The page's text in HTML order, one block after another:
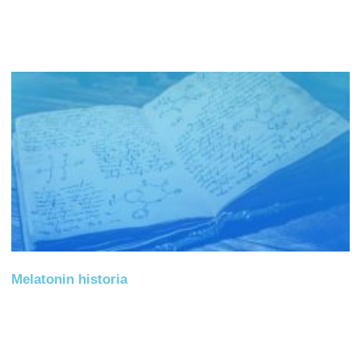
Melatonin historia